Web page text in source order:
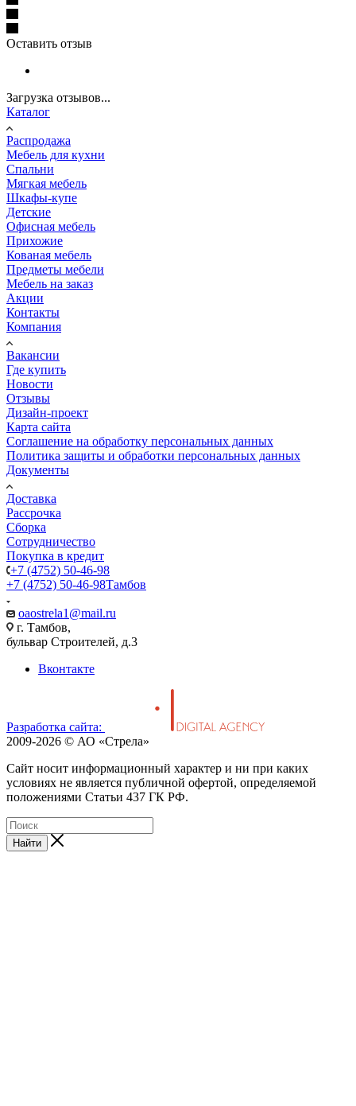
Оставить отзыв
Загрузка отзывов...
Каталог
Распродажа
Мебель для кухни
Спальни
Мягкая мебель
Шкафы-купе
Детские
Офисная мебель
Прихожие
Кованая мебель
Предметы мебели
Мебель на заказ
Акции
Контакты
Компания
Вакансии
Где купить
Новости
Отзывы
Дизайн-проект
Карта сайта
Соглашение на обработку персональных данных
Политика защиты и обработки персональных данных
Документы
Доставка
Рассрочка
Сборка
Сотрудничество
Покупка в кредит
+7 (4752) 50-46-98
+7 (4752) 50-46-98Тамбов
oaostrela1@mail.ru
г. Тамбов,
бульвар Строителей, д.3
Вконтакте
Разработка сайта:
2009-2026 © АО «Стрела»
Cайт носит информационный характер и ни при каких
условиях не является публичной офертой, определяемой
положениями Статьи 437 ГК РФ.
Найти